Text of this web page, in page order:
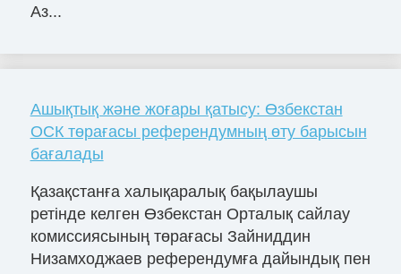
Аз...
Ашықтық және жоғары қатысу: Өзбекстан
ОСК төрағасы референдумның өту барысын
бағалады
Қазақстанға халықаралық бақылаушы
ретінде келген Өзбекстан Орталық сайлау
комиссиясының төрағасы Зайниддин
Низамходжаев референдумға дайындық пен